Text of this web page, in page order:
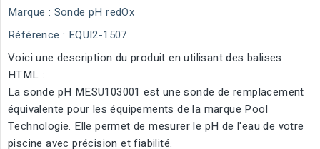
Marque : Sonde pH redOx
Référence : EQUI2-1507
Voici une description du produit en utilisant des balises
HTML :
La sonde pH MESU103001 est une sonde de remplacement
équivalente pour les équipements de la marque Pool
Technologie. Elle permet de mesurer le pH de l'eau de votre
piscine avec précision et fiabilité.